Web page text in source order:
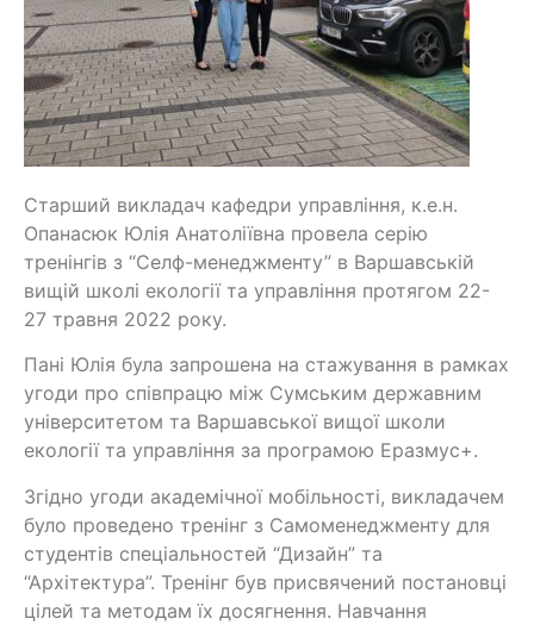
Старший викладач кафедри управління, к.е.н.
Опанасюк Юлія Анатоліївна провела серію
тренінгів з “Селф-менеджменту” в Варшавській
вищій школі екології та управління протягом 22-
27 травня 2022 року.
Пані Юлія була запрошена на стажування в рамках
угоди про співпрацю між Сумським державним
університетом та Варшавської вищої школи
екології та управління за програмою Еразмус+.
Згідно угоди академічної мобільності, викладачем
було проведено тренінг з Самоменеджменту для
студентів спеціальностей “Дизайн” та
“Архітектура”. Тренінг був присвячений постановці
цілей та методам їх досягнення. Навчання